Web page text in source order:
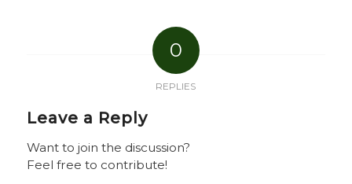
0
REPLIES
Leave a Reply
Want to join the discussion?
Feel free to contribute!